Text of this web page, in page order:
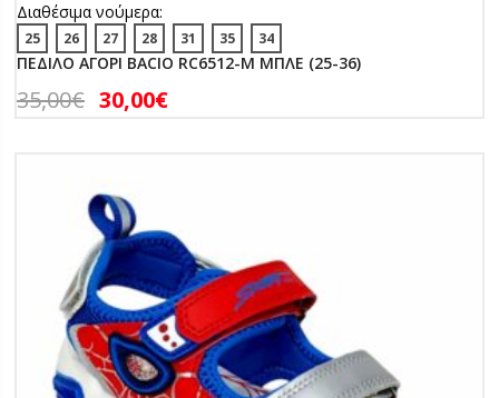
Διαθέσιμα νούμερα:
25 26 27 28 31 35 34
ΠΕΔΙΛΟ ΑΓΟΡΙ BACIO RC6512-M ΜΠΛΕ (25-36)
35,00€ 30,00€